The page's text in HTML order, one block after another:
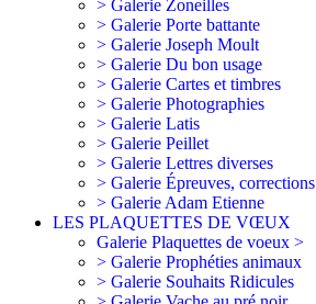
> Galerie Zoneilles
> Galerie Porte battante
> Galerie Joseph Moult
> Galerie Du bon usage
> Galerie Cartes et timbres
> Galerie Photographies
> Galerie Latis
> Galerie Peillet
> Galerie Lettres diverses
> Galerie Épreuves, corrections
> Galerie Adam Etienne
LES PLAQUETTES DE VŒUX
Galerie Plaquettes de voeux >
> Galerie Prophéties animaux
> Galerie Souhaits Ridicules